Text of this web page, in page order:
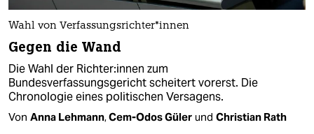
Wahl von Ver­fas­sungs­rich­te­r*in­nen
Gegen die Wand
Die Wahl der Rich­te­r:in­nen zum
Bundesverfassungsgericht scheitert vorerst. Die
Chronologie eines politischen Versagens.
Von Anna Lehmann,Cem-Odos Güler und Christian Rath